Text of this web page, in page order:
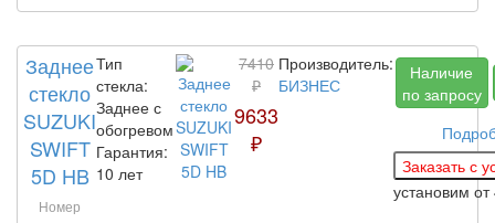
Заднее
стекло
SUZUKI
SWIFT
5D HB
Номер
Тип
стекла:
Заднее с
обогревом
Гарантия:
10 лет
7410
₽
9633
₽
Производитель:
БИЗНЕС
Наличие
по запросу
установим от